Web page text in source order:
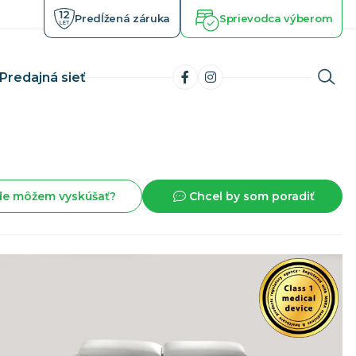
Predĺžená záruka Sprievodca výberom
Chladiace a gélové matrace
Ortopedické matrace
Luxusné matrace
Toppery
Predajná sieť
môžem vyskúšať? Chcel by som poradiť